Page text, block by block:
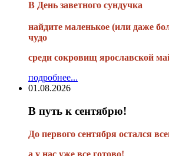
В День заветного сундучка
найдите маленькое (или даже
чудо
среди сокровищ ярославской
подробнее...
01.08.2026
В путь к сентябрю!
До первого сентября остался
а у нас уже все готово!